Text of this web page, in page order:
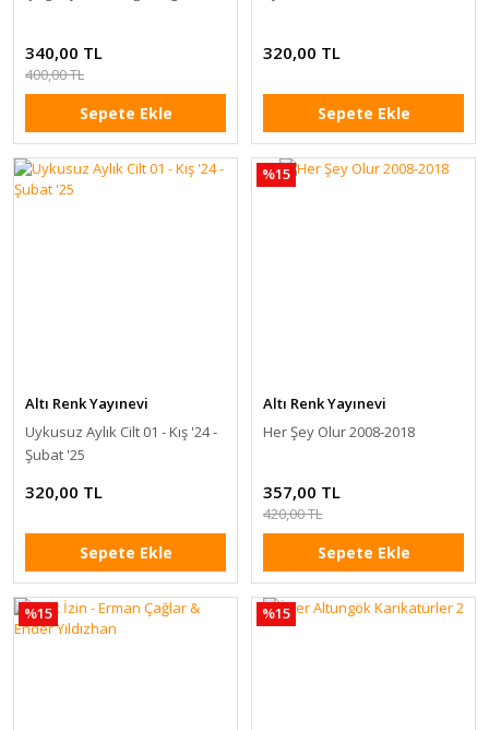
340,00 TL
400,00 TL
Sepete Ekle
320,00 TL
Sepete Ekle
Altı Renk Yayınevi
Uykusuz Aylık Cilt 01 - Kış '24 -
Şubat '25
320,00 TL
Sepete Ekle
%15
Altı Renk Yayınevi
Her Şey Olur 2008-2018
357,00 TL
420,00 TL
Sepete Ekle
%15 %15